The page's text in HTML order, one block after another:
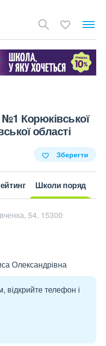
Корюківської
області
Зберегти
Школи поряд
54, 15300
Олександрівна
відкрийте телефон і